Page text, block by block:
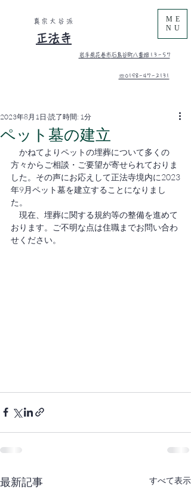
正法寺
真宗大谷派
ME
NU
岩手県花巻市石鳥谷町八重畑 1 3 - 5 7
​☏0198-47-2131
ペット墓の建立
2023年8月1日 読了時間: 1分
かねてよりペットの埋葬について多くの
方々からご相談・ご要望が寄せられておりま
した。その声にお応えして正法寺境内に2023
年9月ペット墓を建立することになりまし
た。
現在、埋葬に関する規約等の整備を進めて
おります。ご不明な点は住職までお問い合わ
せください。
最新記事 すべて表示